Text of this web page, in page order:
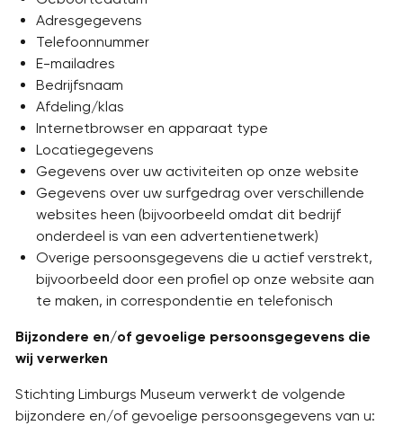
Adresgegevens
Telefoonnummer
E-mailadres
Bedrijfsnaam
Afdeling/klas
Internetbrowser en apparaat type
Locatiegegevens
Gegevens over uw activiteiten op onze website
Gegevens over uw surfgedrag over verschillende
websites heen (bijvoorbeeld omdat dit bedrijf
onderdeel is van een advertentienetwerk)
Overige persoonsgegevens die u actief verstrekt,
bijvoorbeeld door een profiel op onze website aan
te maken, in correspondentie en telefonisch
Bijzondere en/of gevoelige persoonsgegevens die
wij verwerken
Stichting Limburgs Museum verwerkt de volgende
bijzondere en/of gevoelige persoonsgegevens van u: